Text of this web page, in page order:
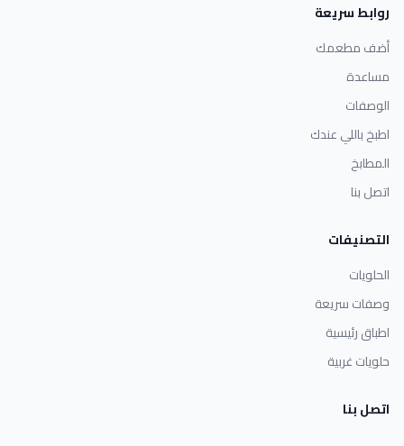
روابط سريعة
أضف مطعمك
مساعدة
الوصفات
اطبخ باللي عندك
المطابخ
اتصل بنا
التصنيفات
الحلويات
وصفات سريعة
اطباق رئيسية
حلويات غربية
اتصل بنا